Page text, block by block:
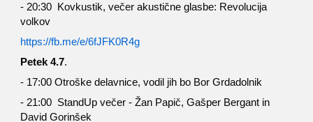
- 20:30 Kovkustik, večer akustične glasbe: Revolucija
volkov
https://fb.me/e/6fJFK0R4g
Petek 4.7.
- 17:00 Otroške delavnice, vodil jih bo Bor Grdadolnik
- 21:00 StandUp večer - Žan Papič, Gašper Bergant in
David Gorinšek